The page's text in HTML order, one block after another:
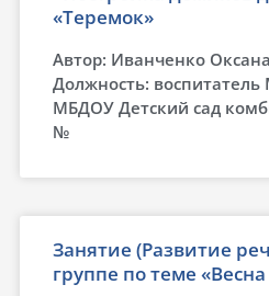
«Теремок»
Автор: Иванченко
Должность: воспитатель
МБДОУ Детский сад
№
Занятие (Развитие
группе по теме